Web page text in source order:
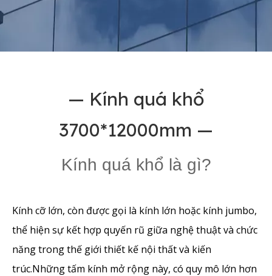
— Kính quá khổ
3700*12000mm —
Kính quá khổ là gì?
Kính cỡ lớn, còn được gọi là kính lớn hoặc kính jumbo,
thể hiện sự kết hợp quyến rũ giữa nghệ thuật và chức
năng trong thế giới thiết kế nội thất và kiến ​​
trúc.Những tấm kính mở rộng này, có quy mô lớn hơn